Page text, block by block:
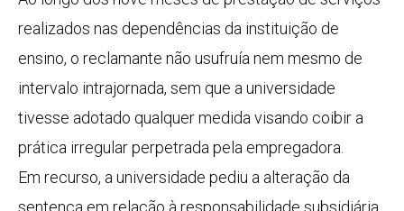
realizados nas dependências da instituição de
ensino, o reclamante não usufruía nem mesmo de
intervalo intrajornada, sem que a universidade
tivesse adotado qualquer medida visando coibir a
prática irregular perpetrada pela empregadora.
Em recurso, a universidade pediu a alteração da
sentença em relação à responsabilidade subsidiária,